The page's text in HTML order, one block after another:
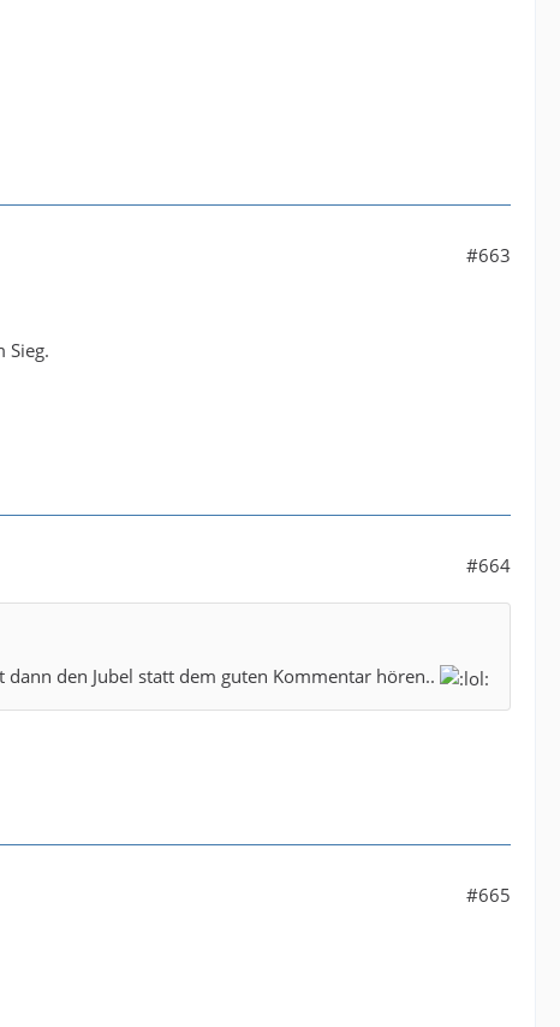
#663
Sieg.
#664
den Jubel statt dem guten Kommentar hören..
#665